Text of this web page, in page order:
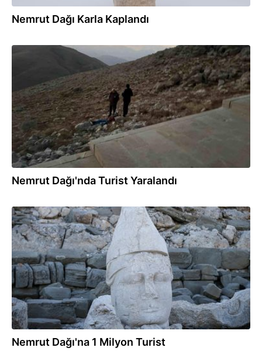
Nemrut Dağı Karla Kaplandı
Nemrut Dağı'nda Turist Yaralandı
13.09.2025
Nemrut Dağı'na 1 Milyon Turist